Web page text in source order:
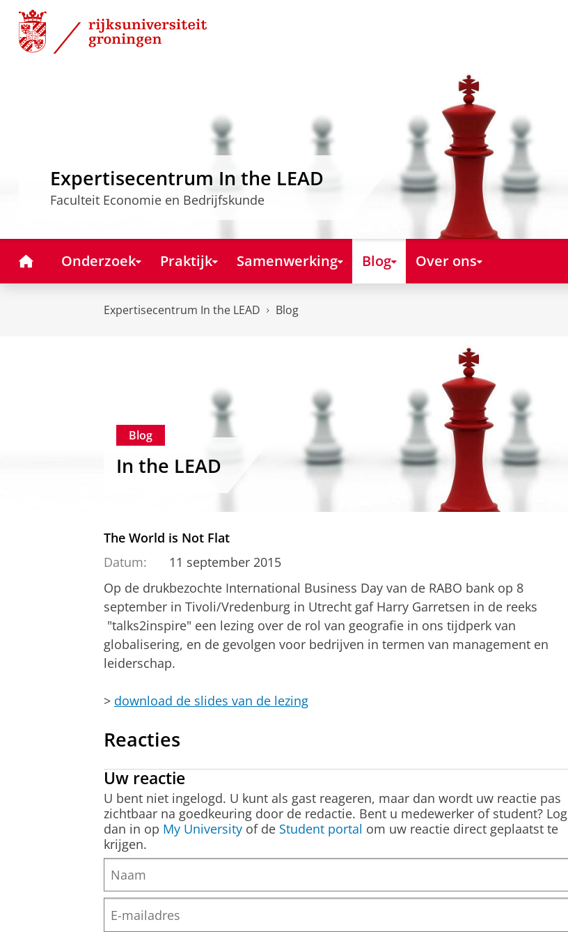
Skip
Content
Skip
Navigation
Expertisecentrum In the LEAD
Faculteit Economie en Bedrijfskunde
HomeOnderzoek Praktijk Samenwerking Blog Over ons
Expertisecentrum In the LEAD Blog
Blog
In the LEAD
The World is Not Flat
Datum:
11 september 2015
Op de drukbezochte International Business Day van de RABO bank op 8
september in Tivoli/Vredenburg in Utrecht gaf Harry Garretsen in de reeks
"talks2inspire" een lezing over de rol van geografie in ons tijdperk van
globalisering, en de gevolgen voor bedrijven in termen van management en
leiderschap.
> download de slides van de lezing
Reacties
Uw reactie
U bent niet ingelogd. U kunt als gast reageren, maar dan wordt uw reactie pas
zichtbaar na goedkeuring door de redactie. Bent u medewerker of student? Log
dan in op My University of de Student portal om uw reactie direct geplaatst te
krijgen.